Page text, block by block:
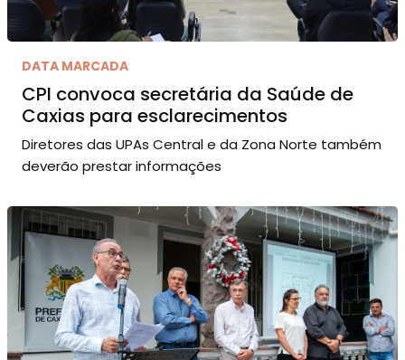
DATA MARCADA
CPI convoca secretária da Saúde de
Caxias para esclarecimentos
Diretores das UPAs Central e da Zona Norte também
deverão prestar informações